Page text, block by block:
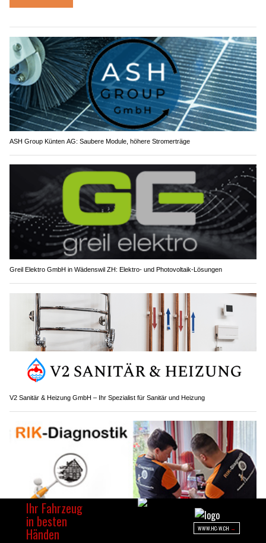
ASH Group Künten AG: Saubere Module, höhere Stromerträge
Greil Elektro GmbH in Wädenswil ZH: Elektro- und Photovoltaik-Lösungen
V2 Sanitär & Heizung GmbH – Ihr Spezialist für Sanitär und Heizung
RIK-Diagnostik Rita Klemenz sorgt für sichere Wohnräume dank Schadstoffprüfung